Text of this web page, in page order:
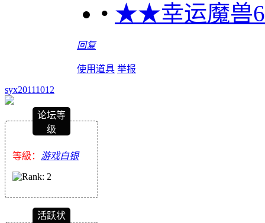
• ★★幸运魔兽
回复
使用道具 举报
syx20111012
论坛等
级
等級： 游戏白银
活跃状